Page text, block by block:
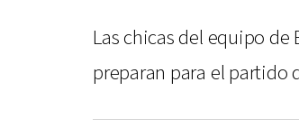
Las chicas del equipo de
preparan para el partido